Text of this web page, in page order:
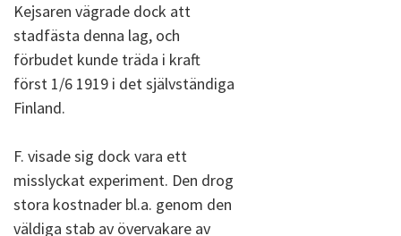
Kejsaren vägrade dock att
stadfästa denna lag, och
förbudet kunde träda i kraft
först 1/6 1919 i det självständiga
Finland.
F. visade sig dock vara ett
misslyckat experiment. Den drog
stora kostnader bl.a. genom den
väldiga stab av övervakare av